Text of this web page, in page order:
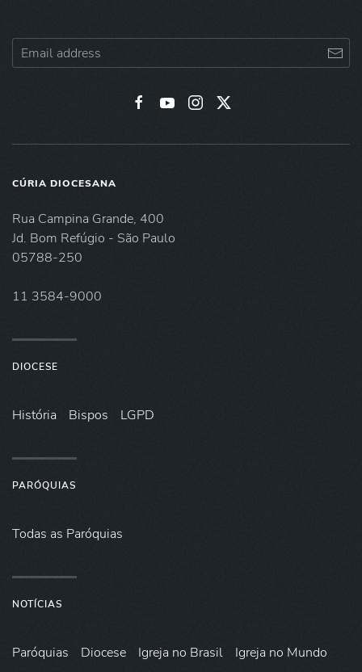
CÚRIA DIOCESANA
Rua Campina Grande, 400
Jd. Bom Refúgio - São Paulo
05788-250
11 3584-9000
DIOCESE
História Bispos LGPD
PARÓQUIAS
Todas as Paróquias
NOTÍCIAS
Paróquias Diocese Igreja no Brasil Igreja no Mundo